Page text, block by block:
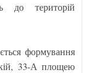
до територій
формування
33-А площею